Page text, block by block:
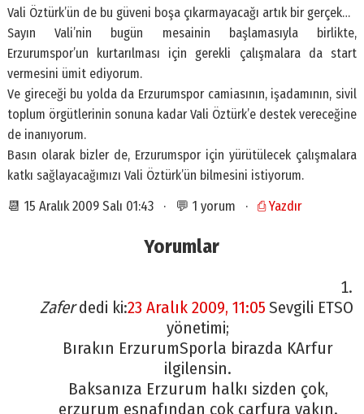
Vali Öztürk’ün de bu güveni boşa çıkarmayacağı artık bir gerçek…
Sayın Vali’nin bugün mesainin başlamasıyla birlikte,
Erzurumspor’un kurtarılması için gerekli çalışmalara da start
vermesini ümit ediyorum.
Ve gireceği bu yolda da Erzurumspor camiasının, işadamının, sivil
toplum örgütlerinin sonuna kadar Vali Öztürk’e destek vereceğine
de inanıyorum.
Basın olarak bizler de, Erzurumspor için yürütülecek çalışmalara
katkı sağlayacağımızı Vali Öztürk’ün bilmesini istiyorum.
📆 15 Aralık 2009 Salı 01:43 · 💬 1 yorum · ⎙ Yazdır
Yorumlar
Zafer dedi ki:23 Aralık 2009, 11:05 Sevgili ETSO
yönetimi;
Bırakın ErzurumSporla birazda KArfur
ilgilensin.
Baksanıza Erzurum halkı sizden çok,
erzurum esnafından çok carfura yakın.